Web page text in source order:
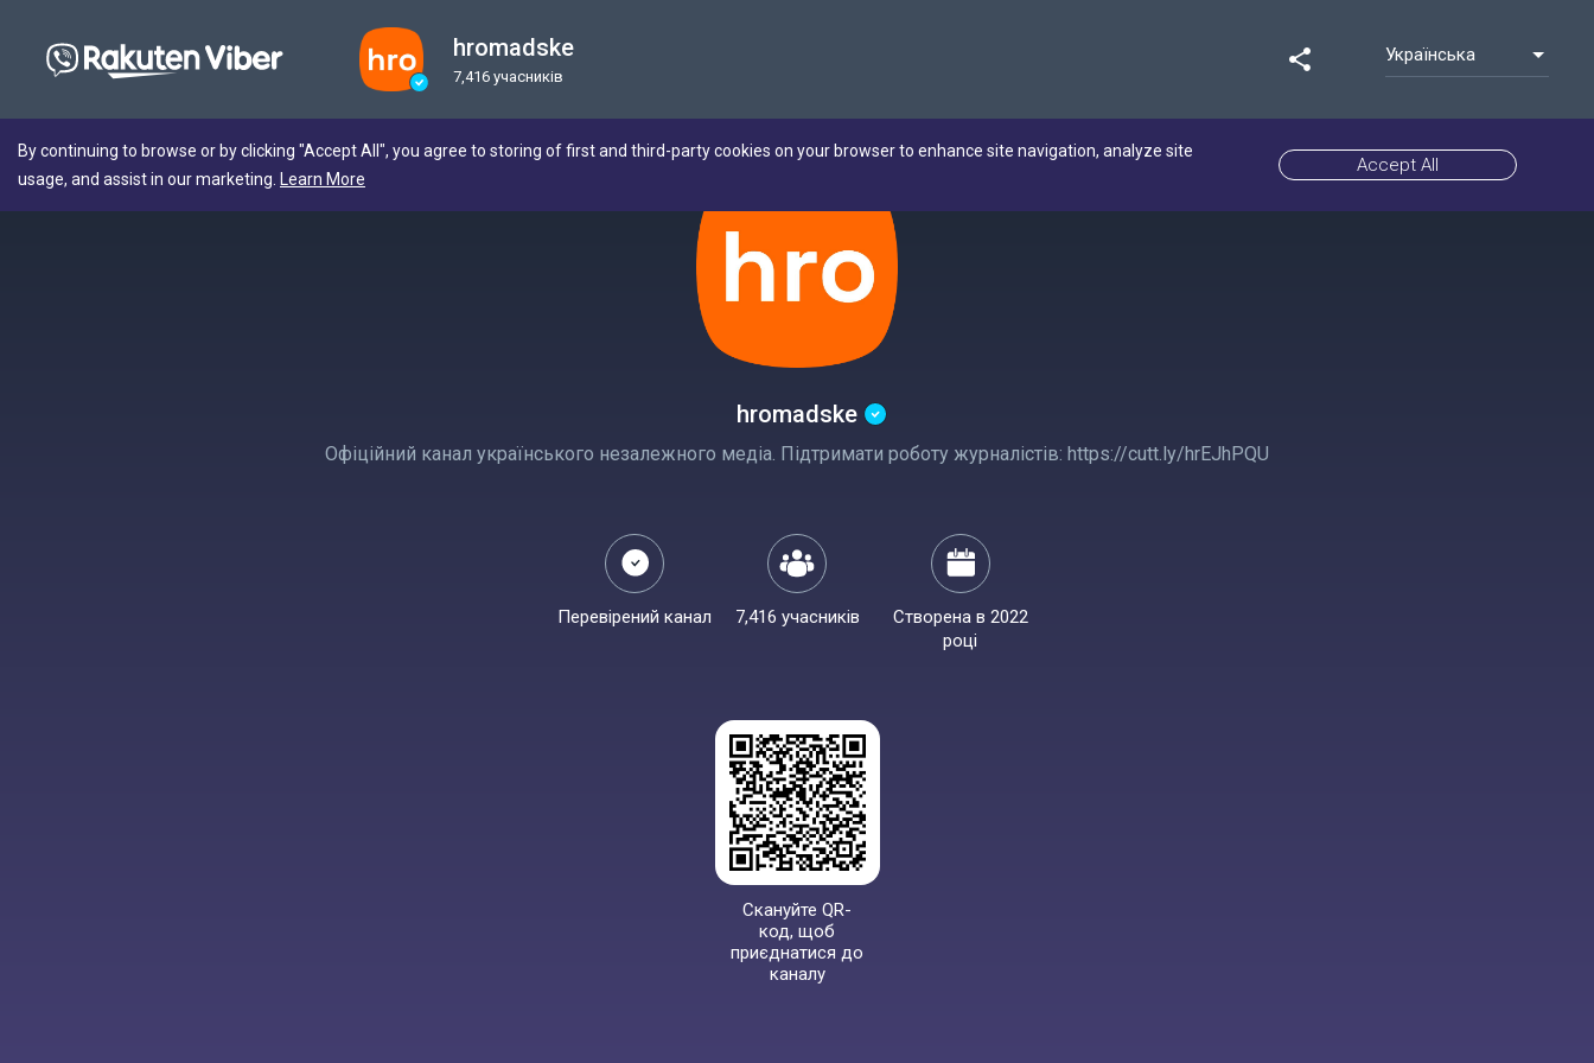
hromadske
7,416 учасників
share Українська
By continuing to browse or by clicking "Accept All", you agree to storing of first and third-party cookies on your browser to enhance site navigation, analyze site
usage, and assist in our marketing.
Learn More
Accept All
hromadske
Офіційний канал українського незалежного медіа. Підтримати роботу журналістів: https://cutt.ly/hrEJhPQU
Перевірений канал 7,416 учасників
Створена в 2022
році
Скануйте QR-
код, щоб
приєднатися до
каналу